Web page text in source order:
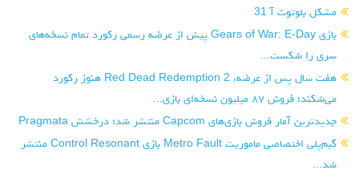
مشکل بلوتوث آ 31
بازی Gears of War: E-Day پیش از عرضه رسمی رکورد تمام نسخه‌های
سری را شکست...
هفت سال پس از عرضه، Red Dead Redemption 2 هنوز رکورد
می‌شکند؛ فروش ۸۷ میلیون نسخه‌ای بازی...
جدیدترین آمار فروش بازی‌های Capcom منتشر شد؛ درخشش Pragmata
گیم‌پلی اختصاصی ماموریت Metro Fault بازی Control Resonant منتشر
شد...